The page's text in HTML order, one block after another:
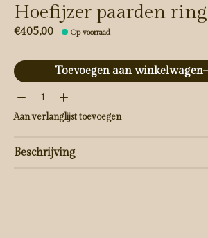
Hoefijzer paarden
€405,00 Op voorraad
Toevoegen aan winkelwagen
Aantal:
Aan verlanglijst toevoegen
Beschrijving